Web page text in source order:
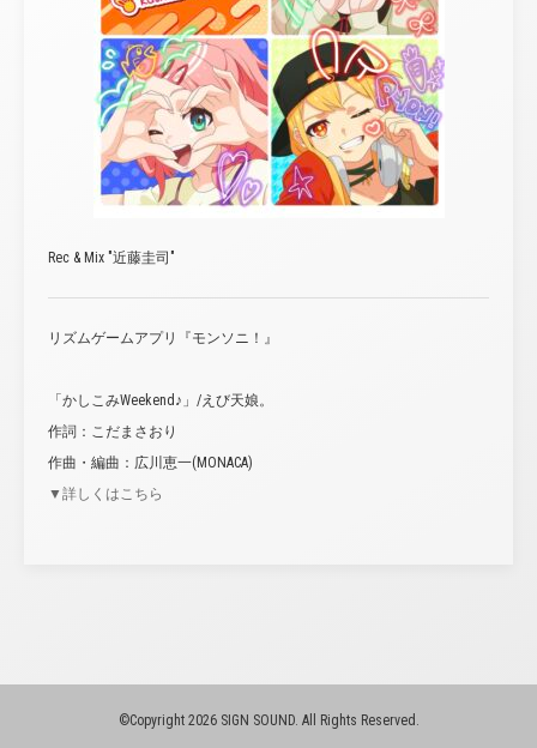
Rec & Mix "近藤圭司"
リズムゲームアプリ『モンソニ！』
「かしこみWeekend♪」/えび天娘。
作詞：こだまさおり
作曲・編曲：広川恵一(MONACA)
▼詳しくはこちら
©Copyright 2026 SIGN SOUND. All Rights Reserved.